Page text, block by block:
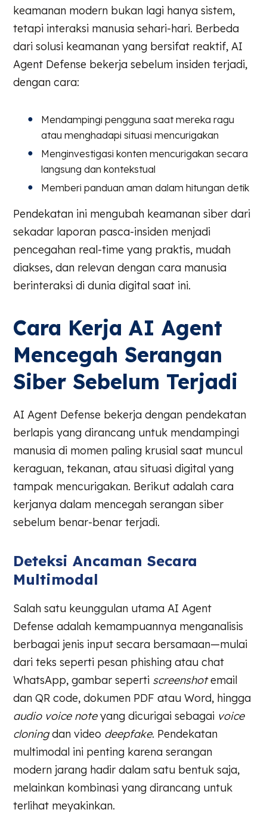
keamanan modern bukan lagi hanya sistem,
tetapi interaksi manusia sehari-hari. Berbeda
dari solusi keamanan yang bersifat reaktif, AI
Agent Defense bekerja sebelum insiden terjadi,
dengan cara:
Mendampingi pengguna saat mereka ragu
atau menghadapi situasi mencurigakan
Menginvestigasi konten mencurigakan secara
langsung dan kontekstual
Memberi panduan aman dalam hitungan detik
Pendekatan ini mengubah keamanan siber dari
sekadar laporan pasca-insiden menjadi
pencegahan real-time yang praktis, mudah
diakses, dan relevan dengan cara manusia
berinteraksi di dunia digital saat ini.
Cara Kerja AI Agent
Mencegah Serangan
Siber Sebelum Terjadi
AI Agent Defense bekerja dengan pendekatan
berlapis yang dirancang untuk mendampingi
manusia di momen paling krusial saat muncul
keraguan, tekanan, atau situasi digital yang
tampak mencurigakan. Berikut adalah cara
kerjanya dalam mencegah serangan siber
sebelum benar-benar terjadi.
Deteksi Ancaman Secara
Multimodal
Salah satu keunggulan utama AI Agent
Defense adalah kemampuannya menganalisis
berbagai jenis input secara bersamaan—mulai
dari teks seperti pesan phishing atau chat
WhatsApp, gambar seperti screenshotemail
dan QR code, dokumen PDF atau Word, hingga
audio voice noteyang dicurigai sebagai voice
cloningdan video deepfake. Pendekatan
multimodal ini penting karena serangan
modern jarang hadir dalam satu bentuk saja,
melainkan kombinasi yang dirancang untuk
terlihat meyakinkan.